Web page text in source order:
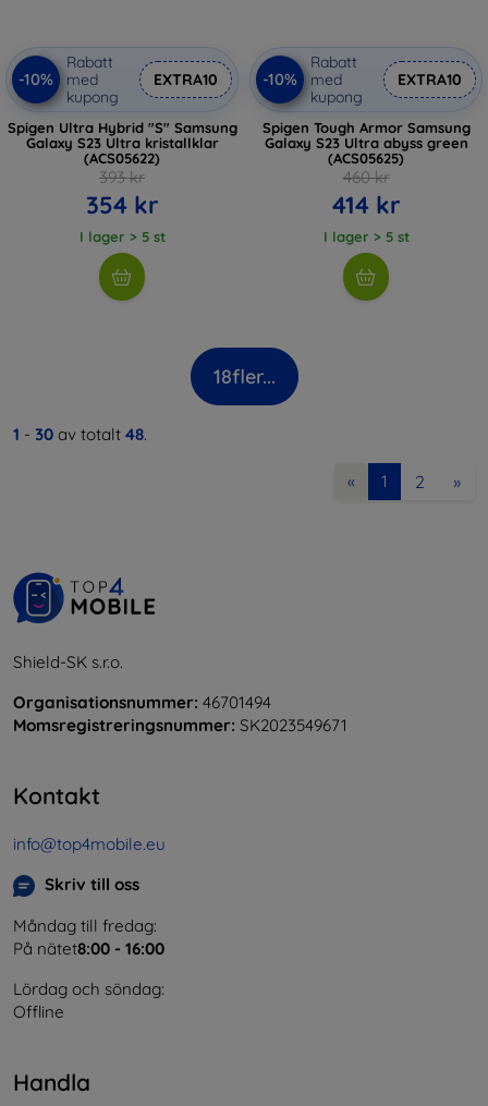
-10%
Rabatt
med
kupong
EXTRA10
Spigen Ultra Hybrid "S" Samsung
Galaxy S23 Ultra kristallklar
(ACS05622)
393 kr
354 kr
I lager > 5 st
-10%
Rabatt
med
kupong
EXTRA10
Spigen Tough Armor Samsung
Galaxy S23 Ultra abyss green
(ACS05625)
460 kr
414 kr
I lager > 5 st
18fler...
1 - 30 av totalt 48.
« 1 2 »
Shield-SK s.r.o.
Organisationsnummer: 46701494
Momsregistreringsnummer: SK2023549671
Kontakt
info@top4mobile.eu
Skriv till oss
Måndag till fredag:
På nätet8:00 - 16:00
Lördag och söndag:
Offline
Handla